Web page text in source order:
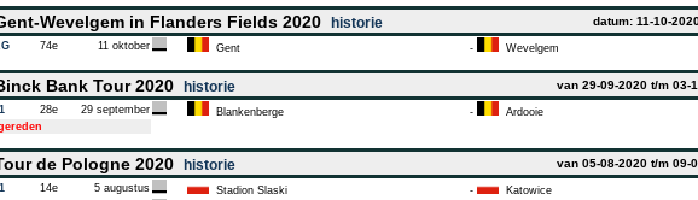
Wevelgem in Flanders Fields 2020 historie datum: 11-10-
74e 11 oktober Gent - Wevelgem
Bank Tour 2020 historie van 29-09-2020 t/m 03-
28e 29 september Blankenberge - Ardooie
de Pologne 2020 historie van 05-08-2020 t/m 09-
14e 5 augustus Stadion Slaski - Katowice